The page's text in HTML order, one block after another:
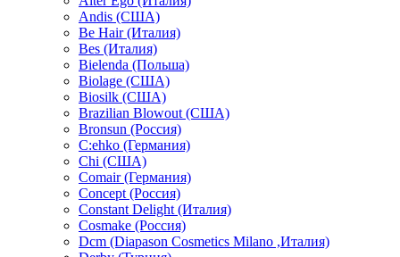
Andis (США)
Be Hair (Италия)
Bes (Италия)
Bielenda (Польша)
Biolage (США)
Biosilk (США)
Brazilian Blowout (США)
Bronsun (Россия)
C:ehko (Германия)
Chi (США)
Comair (Германия)
Concept (Россия)
Constant Delight (Италия)
Cosmake (Россия)
Dcm (Diapason Cosmetics Milano ,Италия)